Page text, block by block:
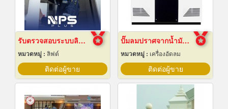
รับตรวจสอบระบบลิฟต์ ซ่อมบำรุงรักษา Maintenance
หมวดหมู่ : ลิฟต์
ติดต่อผู้ขาย
ปั๊มลมปราศจากน้ำมันแบบบูสเตอร์
หมวดหมู่ : เครื่องอัดลม
ติดต่อผู้ขาย